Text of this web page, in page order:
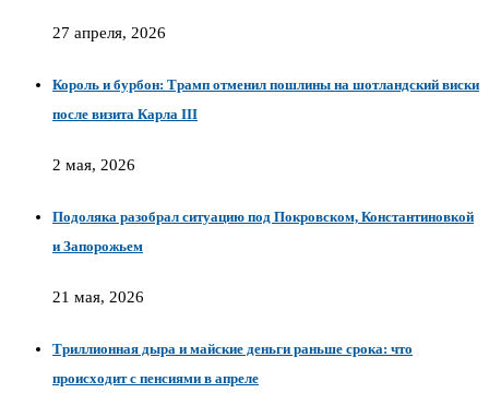
27 апреля, 2026
Король и бурбон: Трамп отменил пошлины на шотландский виски
после визита Карла III
2 мая, 2026
Подоляка разобрал ситуацию под Покровском, Константиновкой
и Запорожьем
21 мая, 2026
Триллионная дыра и майские деньги раньше срока: что
происходит с пенсиями в апреле